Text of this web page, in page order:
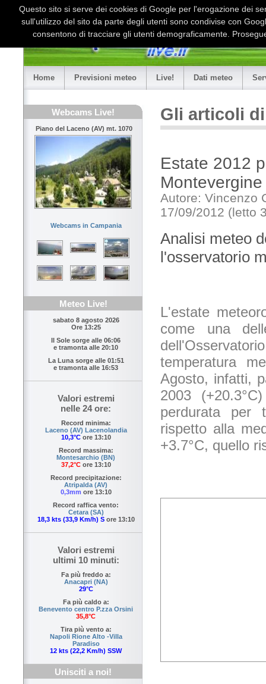
Home Previsioni meteo Live! Dati meteo
Webcams Live!
Piano del Laceno (AV) mt. 1070
Webcams in Campania
Meteo Live!
sabato 8 agosto 2026
Ore 13:25
Il Sole sorge alle 06:06
e tramonta alle 20:10
La Luna sorge alle 01:51
e tramonta alle 16:53
Valori estremi
nelle 24 ore:
Record minima:
Laceno (AV) Lacenolandia
10,3°Core 13:10
Record massima:
Montesarchio (BN)
37,2°Core 13:10
Record precipitazione:
Atripalda (AV)
0,3mm ore 13:10
Record raffica vento:
Cetara (SA)
18,3 kts (33,9 Km/h) Sore 13:10
Valori estremi
ultimi 10 minuti:
Fa più freddo a:
Anacapri (NA)
29°C
Fa più caldo a:
Benevento centro P.zza Orsini
35,8°C
Tira più vento a:
Napoli Rione Alto -Villa
Paradiso
12 kts (22,2 Km/h) SSW
Unisciti a noi!
Gli articoli
Estate 2012
Montevergine
Autore: Vincenzo
17/09/2012 (letto
Analisi meteo
l'osservatorio
L'estate
come una
temperatura
Agosto, infatti,
2003
perdurata per
rispetto alla
+3.7°C, quello
Questo sito si serve dei cookies di Google per l'erogazione dei
sull'utilizzo del sito da parte degli utenti sono condivise con
consentono di tracciare gli utenti demograficamente.